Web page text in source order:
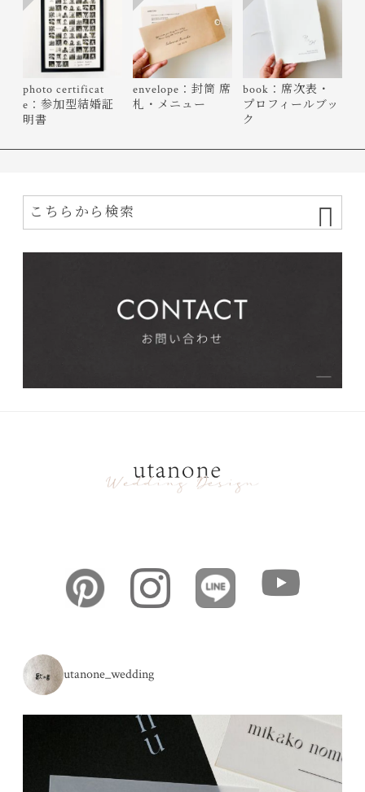
photo certificat
e：参加型結婚証
明書
envelope：封筒 席
札・メニュー
book：席次表・
プロフィールブッ
ク
utanone_wedding